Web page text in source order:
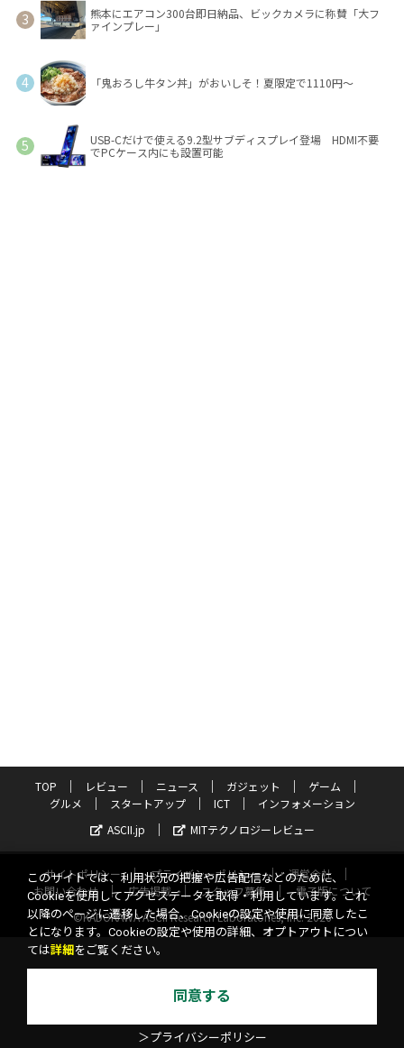
熊本にエアコン300台即日納品、ビックカメラに称賛「大フ
ァインプレー」
「鬼おろし牛タン丼」がおいしそ！夏限定で1110円～
USB-Cだけで使える9.2型サブディスプレイ登場 HDMI不要
でPCケース内にも設置可能
TOP レビュー ニュース ガジェット
ゲーム
グルメ
スタートアップ ICT
インフォメーション
ASCII.jp
MITテクノロジーレビュー
サイトポリシー プライバシーポリシー
運営会社
お問い合わせ
広告掲載 スタッフ募集
電子版について
©KADOKAWA ASCII Research Laboratories, Inc. 2026
このサイトでは、利用状況の把握や広告配信などのために、
Cookieを使用してアクセスデータを取得・利用しています。これ
以降のページに遷移した場合、Cookieの設定や使用に同意したこ
とになります。Cookieの設定や使用の詳細、オプトアウトについ
ては詳細 をご覧ください。
同意する
＞プライバシーポリシー